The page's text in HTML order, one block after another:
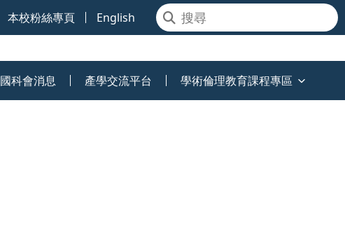
本校粉絲專頁 English
國科會消息 產學交流平台 學術倫理教育課程專區